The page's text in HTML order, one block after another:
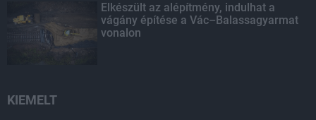
Elkészült az alépítmény, indulhat a
vágány építése a Vác–Balassagyarmat
vonalon
KIEMELT